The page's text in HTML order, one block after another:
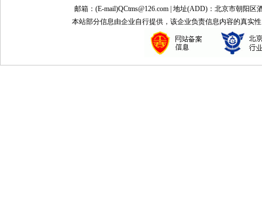
邮箱：(E-mail)QCtms@126.com | 地址(ADD)：北京市朝阳
本站部分信息由企业自行提供，该企业负责信息内容的真实